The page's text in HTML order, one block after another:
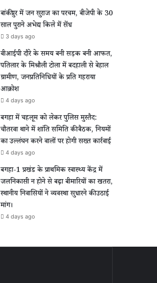
बांकीपुर में जन सुराज का परचम, बीजेपी के 30
साल पुराने अभेद्य किले में सेंध
3 days ago
वीआईपी दौरे के समय बनी सड़क बनी आफत,
पतिलार के मिश्रौली टोला में बदहाली से बेहाल
ग्रामीण, जनप्रतिनिधियों के प्रति गहराया
आक्रोश
4 days ago
बगहा में चहलूम को लेकर पुलिस मुस्तैद:
चौतरवा थाने में शांति समिति की बैठक, नियमों
का उल्लंघन करने वालों पर होगी सख्त कार्रवाई
4 days ago
बगहा-1 प्रखंड के प्राथमिक स्वास्थ्य केंद्र में
जलनिकासी न होने से बढ़ा बीमारियों का खतरा,
स्थानीय निवासियों ने व्यवस्था सुधारने की उठाई
मांग।
4 days ago